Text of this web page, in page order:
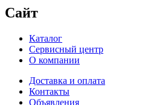
Сайт
Каталог
Сервисный центр
О компании
Доставка и оплата
Контакты
Объявления